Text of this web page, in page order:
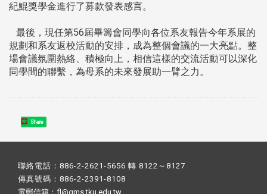
紀鯤獎學金進行了募款發表感言。
最後，現任第56屆畢籌會同學向各位系友報告今年系展的
規劃和系友返校活動的安排，成為整個會議的一大亮點。整
場會議氛圍熱絡、積極向上，相信這樣的交流活動可以深化
同學間的聯繫，為母系的未來發展助一臂之力。
Share
聯絡電話：886-2-2621-5656 轉 8122～8127
傳真號碼：886-2-2391-8108
電郵信箱：fl@gms.tku.edu.tw